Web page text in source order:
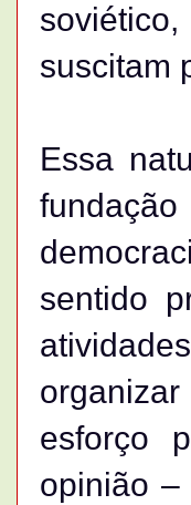
suscitam
Essa
sentido
organizar
esforço
opinião –